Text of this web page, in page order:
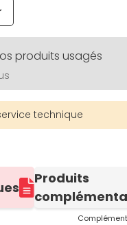
produits usagés
technique
Produits